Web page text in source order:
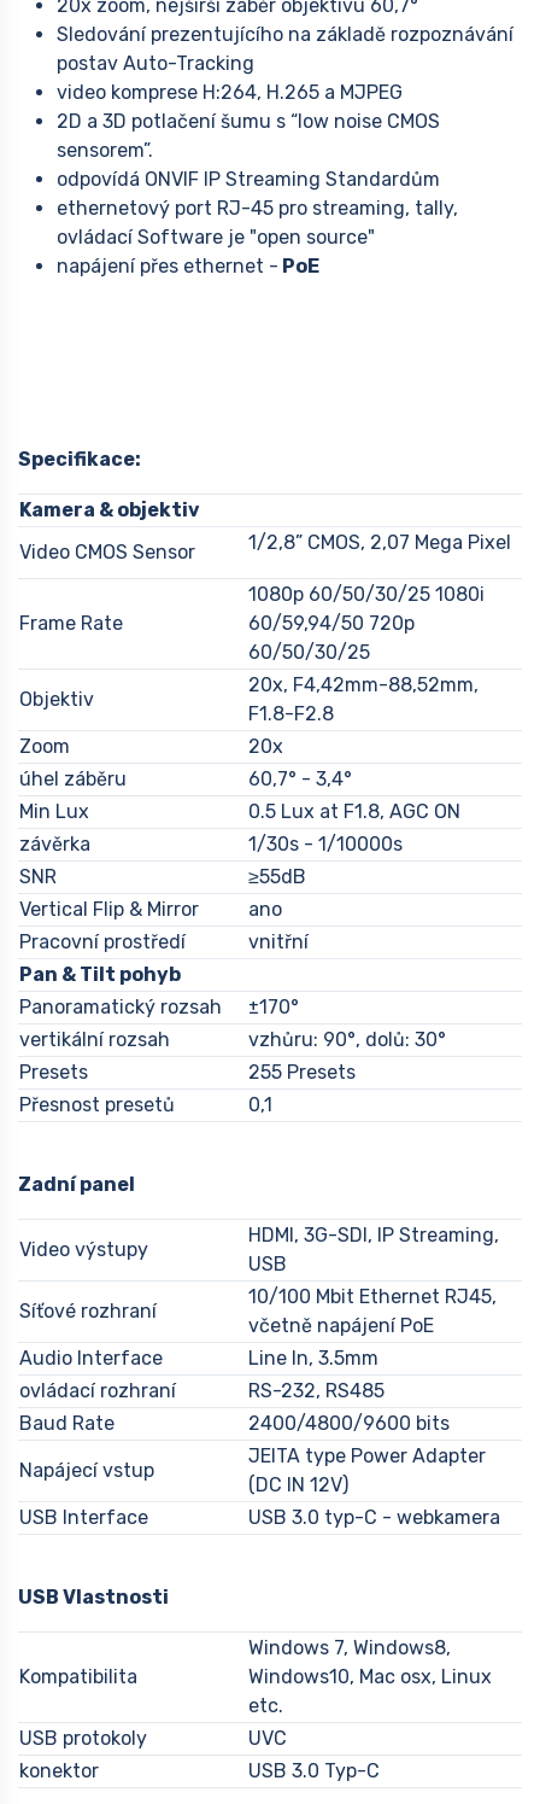
20x zoom, nejširší záběr objektivu 60,7°
Sledování prezentujícího na základě rozpoznávání
postav Auto-Tracking
video komprese H:264, H.265 a MJPEG
2D a 3D potlačení šumu s “low noise CMOS
sensorem”.
odpovídá ONVIF IP Streaming Standardům
ethernetový port RJ-45 pro streaming, tally,
ovládací Software je "open source"
napájení přes ethernet - PoE
Specifikace:
Kamera & objektiv
Video CMOS Sensor
1/2,8” CMOS, 2,07 Mega Pixel
Frame Rate
1080p 60/50/30/25 1080i
60/59,94/50 720p
60/50/30/25
Objektiv
20x, F4,42mm-88,52mm,
F1.8-F2.8
Zoom
20x
úhel záběru
60,7° - 3,4°
Min Lux
0.5 Lux at F1.8, AGC ON
závěrka
1/30s - 1/10000s
SNR
≥55dB
Vertical Flip & Mirror
ano
Pracovní prostředí
vnitřní
Pan & Tilt pohyb
Panoramatický rozsah
±170°
vertikální rozsah
vzhůru: 90°, dolů: 30°
Presets
255 Presets
Přesnost presetů
0,1
Zadní panel
Video výstupy
HDMI, 3G-SDI, IP Streaming,
USB
Síťové rozhraní
10/100 Mbit Ethernet RJ45,
včetně napájení PoE
Audio Interface
Line In, 3.5mm
ovládací rozhraní
RS-232, RS485
Baud Rate
2400/4800/9600 bits
Napájecí vstup
JEITA type Power Adapter
(DC IN 12V)
USB Interface
USB 3.0 typ-C - webkamera
USB Vlastnosti
Kompatibilita
Windows 7, Windows8,
Windows10, Mac osx, Linux
etc.
USB protokoly
UVC
konektor
USB 3.0 Typ-C